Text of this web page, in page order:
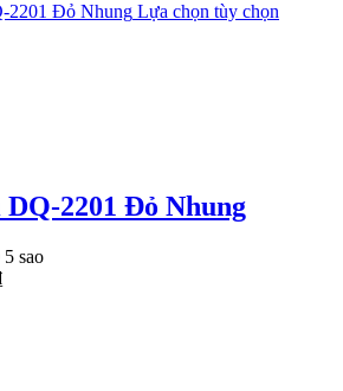
Lựa chọn tùy chọn
2201 Đỏ Nhung
5 sao